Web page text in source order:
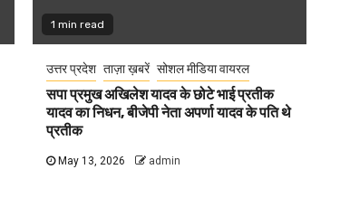
1 min read
उत्तर प्रदेश ताज़ा ख़बरें सोशल मीडिया वायरल
सपा प्रमुख अखिलेश यादव के छोटे भाई प्रतीक
यादव का निधन, बीजेपी नेता अपर्णा यादव के पति थे
प्रतीक
May 13, 2026 admin